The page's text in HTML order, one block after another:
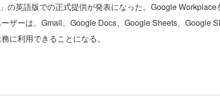
の英語版での正式提供が発表になった。Google Workplace
ザーは、Gmail、Google Docs、Google Sheets、Google
に利用できることになる。